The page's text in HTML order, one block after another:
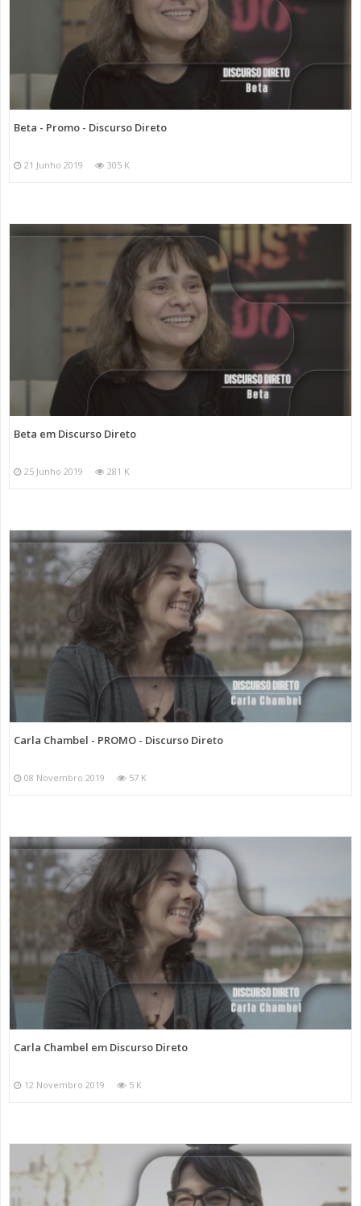
Beta - Promo - Discurso Direto
21 Junho 2019 305 K
Beta em Discurso Direto
25 Junho 2019 281 K
Carla Chambel - PROMO - Discurso Direto
08 Novembro 2019 57 K
Carla Chambel em Discurso Direto
12 Novembro 2019 5 K